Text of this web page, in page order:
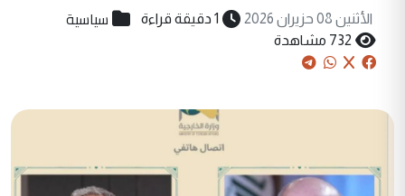
الأثنين 08 حزيران 2026 1 دقيقة قراءة سياسية
732 مشاهدة